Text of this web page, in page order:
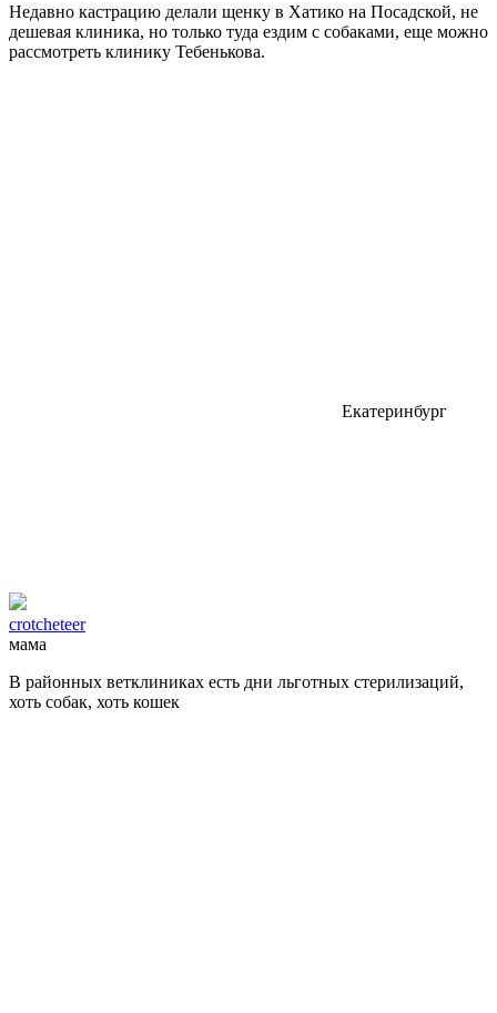
Недавно кастрацию делали щенку в Хатико на Посадской, не
дешевая клиника, но только туда ездим с собаками, еще можно
рассмотреть клинику Тебенькова.
Екатеринбург
crotcheteer
мама
В районных ветклиниках есть дни льготных стерилизаций,
хоть собак, хоть кошек